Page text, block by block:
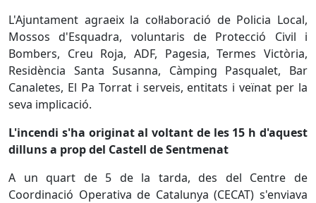
L'Ajuntament agraeix la col·laboració de Policia Local,
Mossos d'Esquadra, voluntaris de Protecció Civil i
Bombers, Creu Roja, ADF, Pagesia, Termes Victòria,
Residència Santa Susanna, Càmping Pasqualet, Bar
Canaletes, El Pa Torrat i serveis, entitats i veïnat per la
seva implicació.
L'incendi s'ha originat al voltant de les 15 h d'aquest
dilluns a prop del Castell de Sentmenat
A un quart de 5 de la tarda, des del Centre de
Coordinació Operativa de Catalunya (CECAT) s'enviava